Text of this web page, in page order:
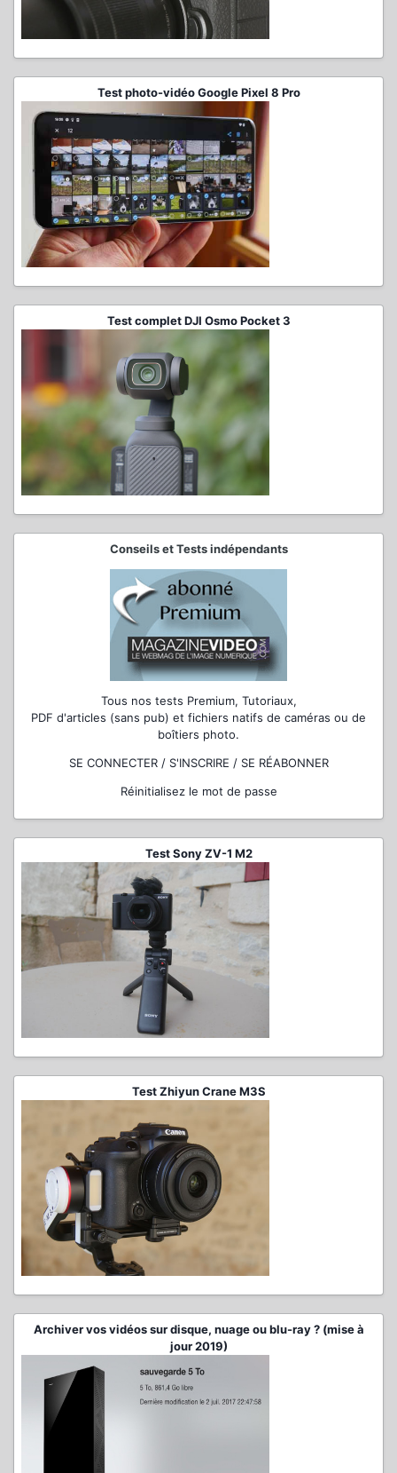
Test photo-vidéo Google Pixel 8 Pro
Test complet DJI Osmo Pocket 3
Conseils et Tests indépendants
Tous nos tests Premium, Tutoriaux,
PDF d'articles (sans pub) et fichiers natifs de caméras ou de
boîtiers photo.
SE CONNECTER / S'INSCRIRE / SE RÉABONNER
Réinitialisez le mot de passe
Test Sony ZV-1 M2
Test Zhiyun Crane M3S
Archiver vos vidéos sur disque, nuage ou blu-ray ? (mise à
jour 2019)